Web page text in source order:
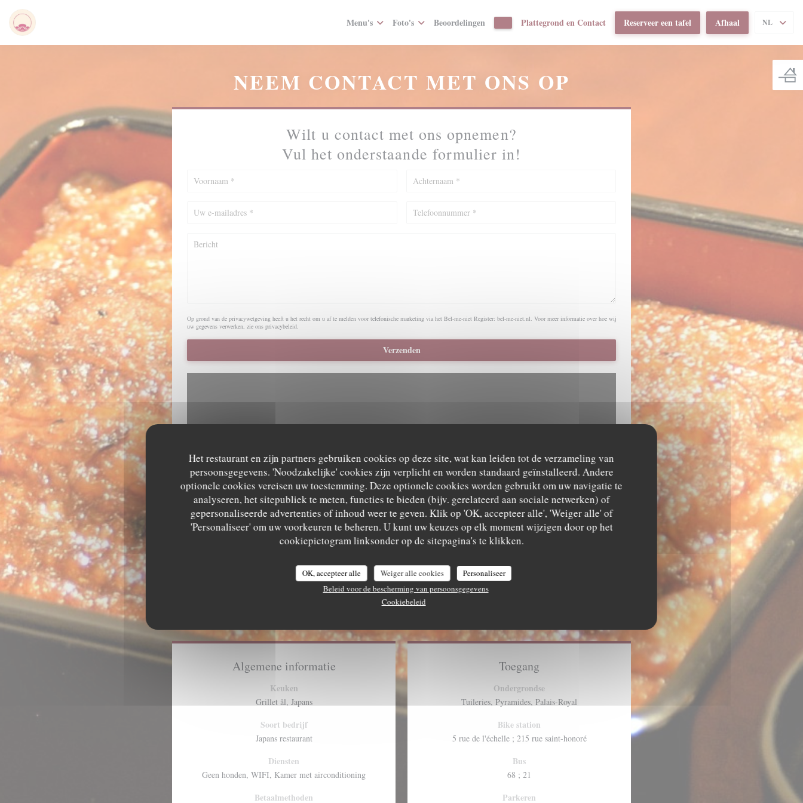
Het restaurant en zijn partners gebruiken cookies op deze site, wat kan leiden tot de verzameling van
persoonsgegevens. 'Noodzakelijke' cookies zijn verplicht en worden standaard geïnstalleerd. Andere
optionele cookies vereisen uw toestemming. Deze optionele cookies worden gebruikt om uw navigatie te
analyseren, het sitepubliek te meten, functies te bieden (bijv. gerelateerd aan sociale netwerken) of
gepersonaliseerde advertenties of inhoud weer te geven. Klik op 'OK, accepteer alle', 'Weiger alle' of
'Personaliseer' om uw voorkeuren te beheren. U kunt uw keuzes op elk moment wijzigen door op het
cookiepictogram linksonder op de sitepagina's te klikken.
OK, accepteer alle Weiger alle cookies
Personaliseer
Beleid voor de bescherming van persoonsgegevens
Cookiebeleid
Menu's Foto's Beoordelingen ((OPENT IN EEN NIEUW VENSTER))
Plattegrond en Contact Reserveer een tafel Afhaal NL
NEEM CONTACT MET ONS OP
Wilt u contact met ons opnemen?
Vul het onderstaande formulier in!
Op grond van de privacywetgeving heeft u het recht om u af te melden voor telefonische marketing via het Bel-me-niet Register: bel-me-niet.nl. Voor meer informatie over hoe wij
uw gegevens verwerken, zie ons privacybeleid.
Om de interactieve Waze-kaart weer te geven, moet u Waze Map (Google) cookies accepteren. Deze cookies kunnen navigatie- en locatiegegevens
verzamelen.
Toestaan
Algemene informatie
Keuken
Grillet ål, Japans
Soort bedrijf
Japans restaurant
Diensten
Geen honden, WIFI, Kamer met airconditioning
Betaalmethoden
Toegang
Ondergrondse
Tuileries, Pyramides, Palais-Royal
Bike station
5 rue de l'échelle ; 215 rue saint-honoré
Bus
68 ; 21
Parkeren